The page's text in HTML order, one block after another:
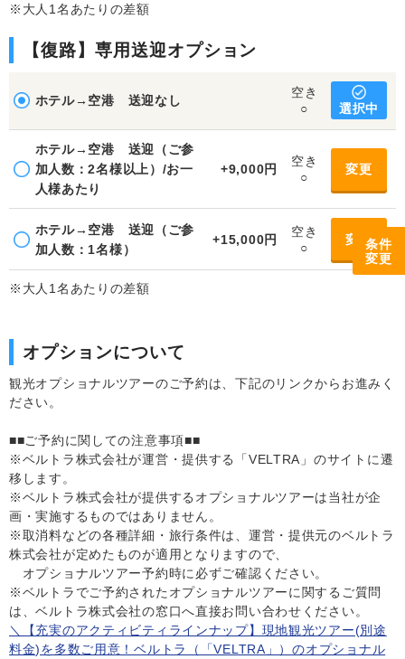
条件
変更
※大人1名あたりの差額
【復路】専用送迎オプション
ホテル→空港 送迎なし
空き
○
選択中
ホテル→空港 送迎（ご参
加人数：2名様以上）/お一
人様あたり
+9,000円
空き
○
変更
ホテル→空港 送迎（ご参
加人数：1名様）
+15,000円
空き
○
変更
※大人1名あたりの差額
オプションについて
観光オプショナルツアーのご予約は、下記のリンクからお進みく
ださい。
■■ご予約に関しての注意事項■■
※ベルトラ株式会社が運営・提供する「VELTRA」のサイトに遷
移します。
※ベルトラ株式会社が提供するオプショナルツアーは当社が企
画・実施するものではありません。
※取消料などの各種詳細・旅行条件は、運営・提供元のベルトラ
株式会社が定めたものが適用となりますので、
オプショナルツアー予約時に必ずご確認ください。
※ベルトラでご予約されたオプショナルツアーに関するご質問
は、ベルトラ株式会社の窓口へ直接お問い合わせください。
＼【充実のアクティビティラインナップ】現地観光ツアー(別途
料金)を多数ご用意！ベルトラ（「VELTRA」）のオプショナル